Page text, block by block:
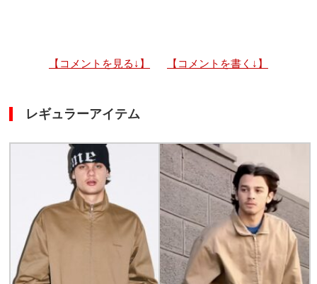
【コメントを見る↓】 【コメントを書く↓】
レギュラーアイテム